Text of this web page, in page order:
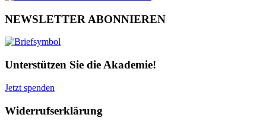
NEWSLETTER ABONNIEREN
Unterstützen Sie die Akademie!
Jetzt spenden
Widerrufserklärung